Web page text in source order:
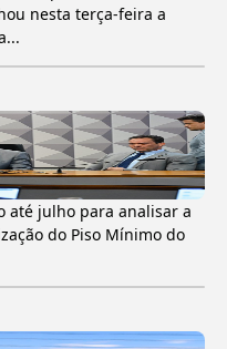
nesta terça-feira a
até julho para analisar a
do Piso Mínimo do